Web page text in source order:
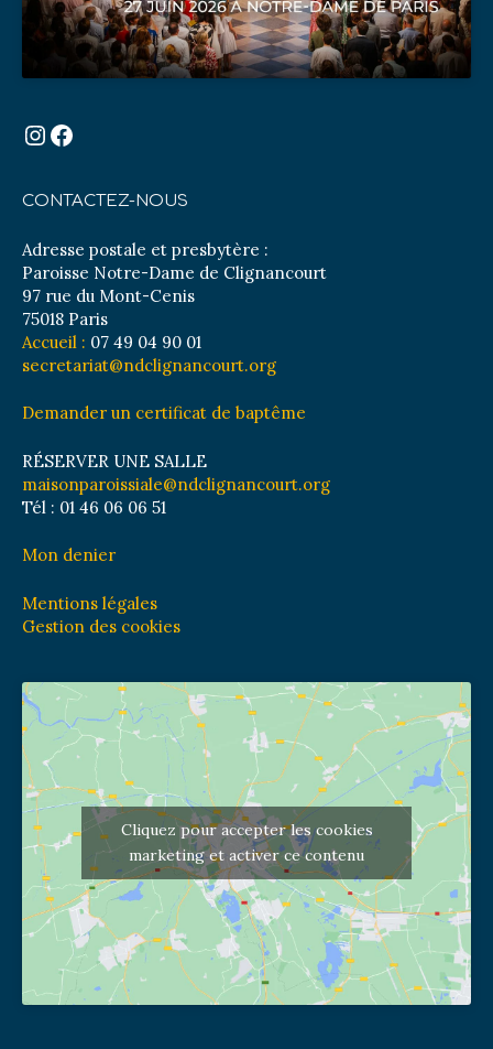
Instagram
Facebook
CONTACTEZ-NOUS
Adresse postale et presbytère :
Paroisse Notre-Dame de Clignancourt
97 rue du Mont-Cenis
75018 Paris
Accueil : 07 49 04 90 01
secretariat@ndclignancourt.org
Demander un certificat de baptême
RÉSERVER UNE SALLE
maisonparoissiale@ndclignancourt.org
Tél : 01 46 06 06 51
Mon denier
Mentions légales
Gestion des cookies
Cliquez pour accepter les cookies
marketing et activer ce contenu